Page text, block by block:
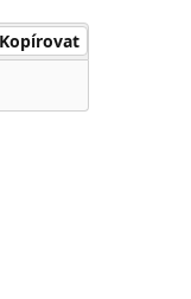
Kopírovat